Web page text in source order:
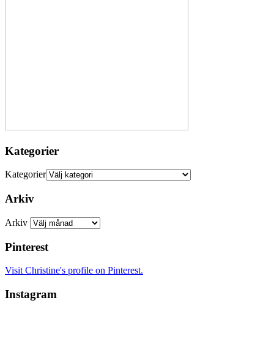
Kategorier
Kategorier
Arkiv
Arkiv
Pinterest
Visit Christine's profile on Pinterest.
Instagram